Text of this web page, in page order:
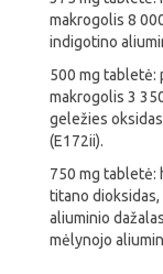
makrogolis 8
indigotino
500 mg tabletė:
makrogolis 3
geležies
(E172ii).
750 mg tabletė:
titano
aliuminio
mėlynojo